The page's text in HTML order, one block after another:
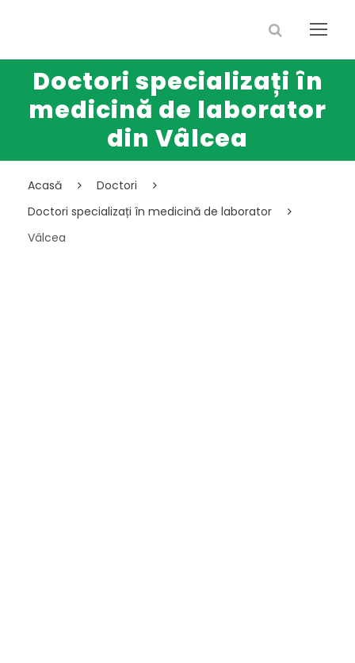
Doctori specializați în
medicină de laborator
din Vâlcea
Acasă
Doctori
Doctori specializați în medicină de laborator
Vâlcea